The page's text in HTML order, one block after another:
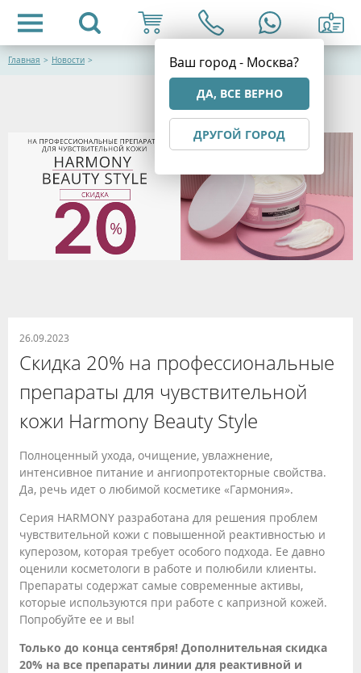
Ваш город - Москва?
ДА, ВСЕ ВЕРНО
ДРУГОЙ ГОРОД
Главная > Новости >
26.09.2023
Скидка 20% на профессиональные
препараты для чувствительной
кожи Harmony Beauty Style
Полноценный ухода, очищение, увлажнение,
интенсивное питание и ангиопротекторные свойства.
Да, речь идет о любимой косметике «Гармония».
Серия HARMONY разработана для решения проблем
чувствительной кожи с повышенной реактивностью и
куперозом, которая требует особого подхода. Ее давно
оценили косметологи в работе и полюбили клиенты.
Препараты содержат самые современные активы,
которые используются при работе с капризной кожей.
Попробуйте ее и вы!
Только до конца сентября! Дополнительная скидка
20% на все препараты линии для реактивной и